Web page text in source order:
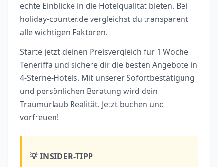
echte Einblicke in die Hotelqualität bieten. Bei
holiday-counter.de vergleichst du transparent
alle wichtigen Faktoren.
Starte jetzt deinen Preisvergleich für 1 Woche
Teneriffa und sichere dir die besten Angebote in
4-Sterne-Hotels. Mit unserer Sofortbestätigung
und persönlichen Beratung wird dein
Traumurlaub Realität. Jetzt buchen und
vorfreuen!
💡 INSIDER-TIPP